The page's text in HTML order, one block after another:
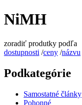
NiMH
zoradiť produtky podľa
dostupnosti /ceny /názvu
Podkategórie
Samostatné články
Pohonné